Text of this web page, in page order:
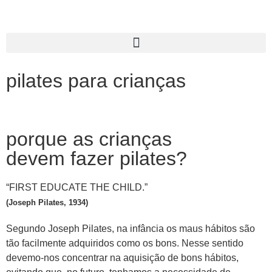
pilates para crianças
porque as crianças
devem fazer pilates?
“FIRST EDUCATE THE CHILD.”
(Joseph Pilates, 1934)
Segundo Joseph Pilates, na infância os maus hábitos são
tão facilmente adquiridos como os bons. Nesse sentido
devemo-nos concentrar na aquisição de bons hábitos,